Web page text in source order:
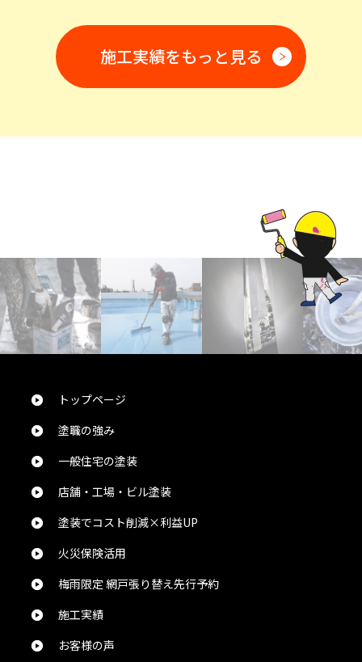
施工実績をもっと見る
トップページ
塗職の強み
一般住宅の塗装
店舗・工場・ビル塗装
塗装でコスト削減×利益UP
火災保険活用
梅雨限定 網戸張り替え先行予約
施工実績
お客様の声